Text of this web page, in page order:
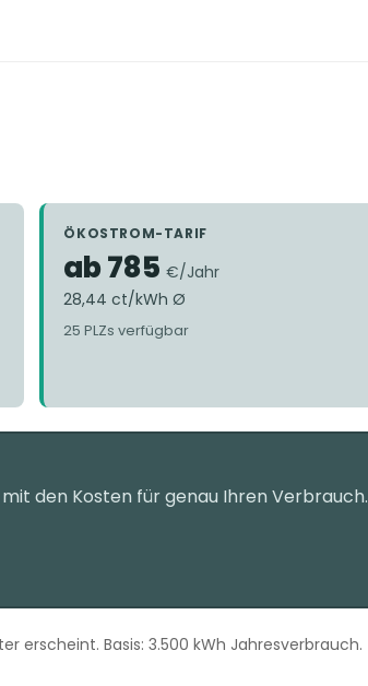
ÖKOSTROM-TARIF
ab 785€/Jahr
28,44 ct/kWh Ø
25 PLZs verfügbar
den Kosten für genau Ihren Verbrauch.
erscheint. Basis: 3.500 kWh Jahresverbrauch.